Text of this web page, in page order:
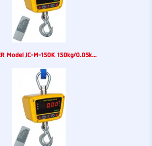
Model JC-M-150K 150kg/0.05k...